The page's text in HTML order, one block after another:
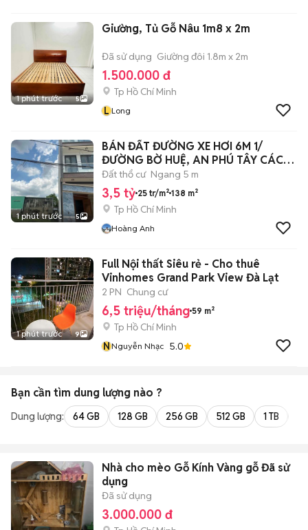
1 phút trước 5
Giường, Tủ Gỗ Nâu 1m8 x 2m
Đã sử dụng Giường đôi 1.8m x 2m
1.500.000 đ
Tp Hồ Chí Minh
L Long
1 phút trước 5
BÁN ĐẤT ĐƯỜNG XE HƠI 6M 1/
ĐƯỜNG BỜ HUỆ, AN PHÚ TÂY CÁCH
QL1A 100M
Đất thổ cư Ngang 5 m
3,5 tỷ 25 tr/m² 138 m²
Tp Hồ Chí Minh
Hoàng Anh
1 phút trước 9
Full Nội thất Siêu rẻ - Cho thuê
Vinhomes Grand Park View Đà Lạt
2 PN Chung cư
6,5 triệu/tháng 59 m²
Tp Hồ Chí Minh
NNguyễn Nhạc 5.0
Bạn cần tìm dung lượng nào ?
Dung lượng: 64 GB 128 GB 256 GB 512 GB 1 TB
Nhà cho mèo Gỗ Kính Vàng gỗ Đã sử
dụng
Đã sử dụng
3.000.000 đ